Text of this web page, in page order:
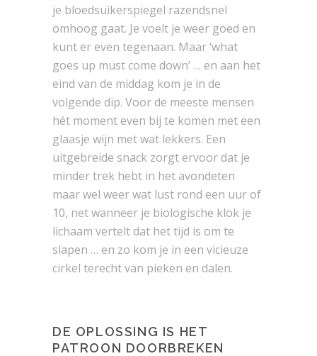
je bloedsuikerspiegel razendsnel
omhoog gaat. Je voelt je weer goed en
kunt er even tegenaan. Maar ‘what
goes up must come down’ … en aan het
eind van de middag kom je in de
volgende dip. Voor de meeste mensen
hét moment even bij te komen met een
glaasje wijn met wat lekkers. Een
uitgebreide snack zorgt ervoor dat je
minder trek hebt in het avondeten
maar wel weer wat lust rond een uur of
10, net wanneer je biologische klok je
lichaam vertelt dat het tijd is om te
slapen … en zo kom je in een vicieuze
cirkel terecht van pieken en dalen.
DE OPLOSSING IS HET
PATROON DOORBREKEN